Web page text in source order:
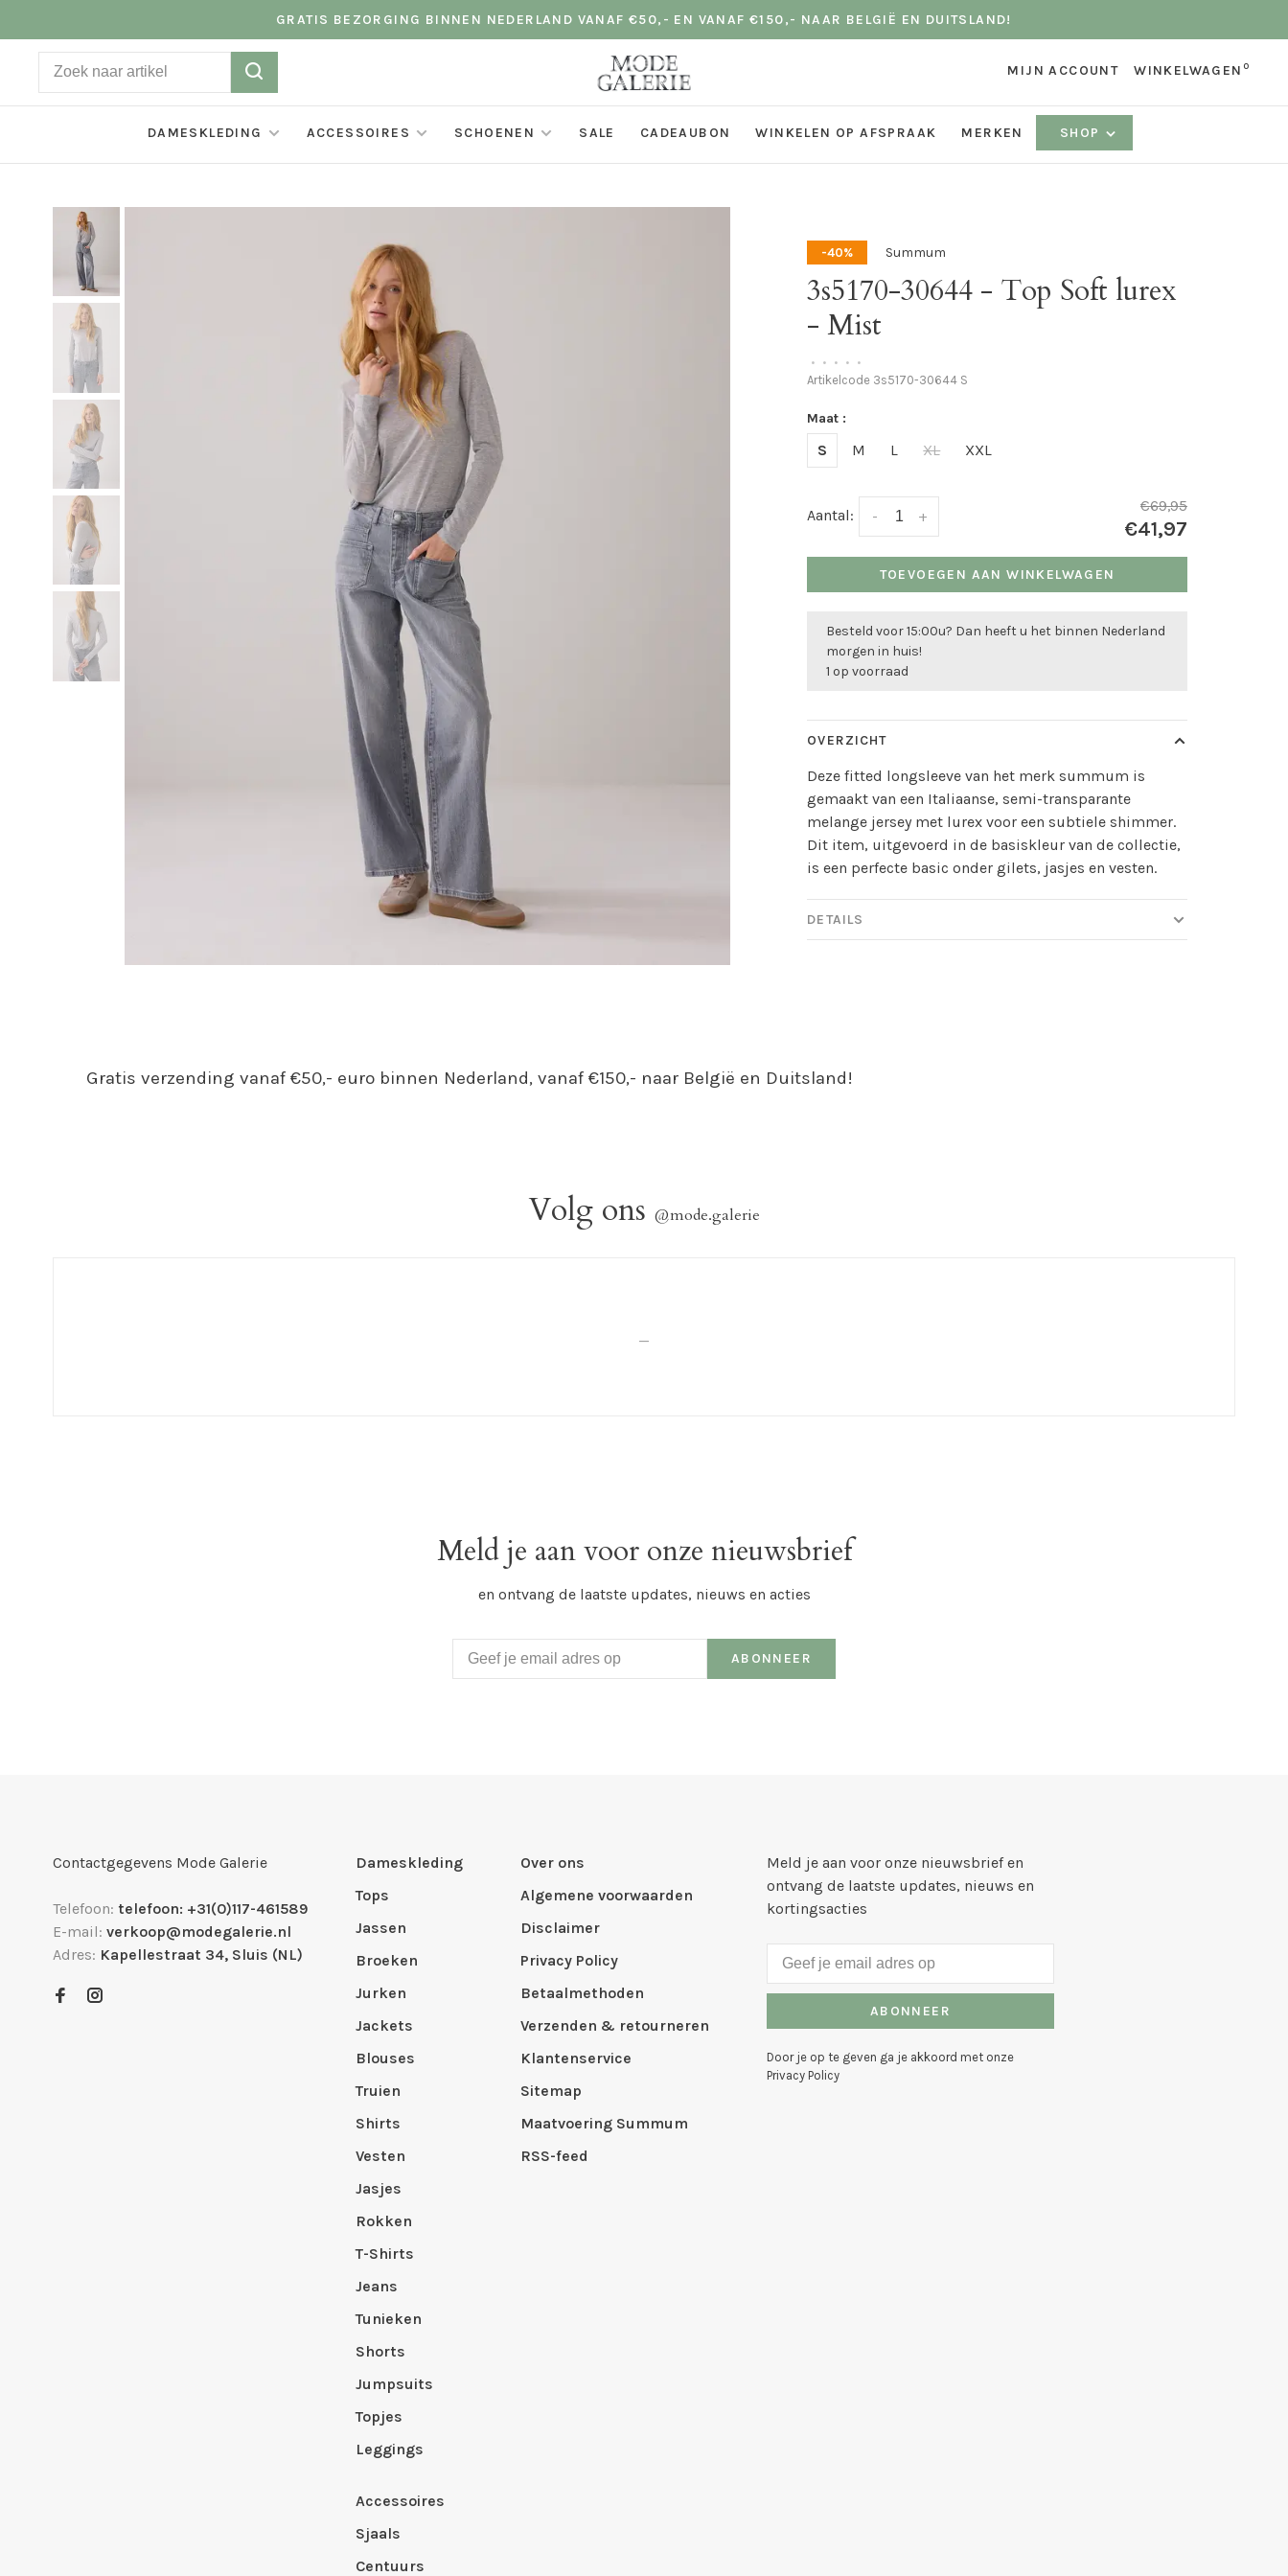
GRATIS BEZORGING BINNEN NEDERLAND VANAF €50,- EN VANAF €150,- NAAR BELGIË EN DUITSLAND!
MIJN ACCOUNT WINKELWAGEN 0
DAMESKLEDING ACCESSOIRES SCHOENEN SALE CADEAUBON WINKELEN OP AFSPRAAK MERKEN SHOP
-40% Summum
3s5170-30644 - Top Soft lurex
- Mist
• • • • •
Artikelcode 3s5170-30644 S
Maat :
S M L XL XXL
Aantal: +
-
€69,95
€41,97
TOEVOEGEN AAN WINKELWAGEN
Besteld voor 15:00u? Dan heeft u het binnen Nederland
morgen in huis!
1 op voorraad
OVERZICHT
Deze fitted longsleeve van het merk summum is
gemaakt van een Italiaanse, semi-transparante
melange jersey met lurex voor een subtiele shimmer.
Dit item, uitgevoerd in de basiskleur van de collectie,
is een perfecte basic onder gilets, jasjes en vesten.
DETAILS
Gratis verzending vanaf €50,- euro binnen Nederland, vanaf €150,- naar België en Duitsland!
Volg ons @mode.galerie
_
Meld je aan voor onze nieuwsbrief
en ontvang de laatste updates, nieuws en acties
ABONNEER
Contactgegevens Mode Galerie
Telefoon: telefoon: +31(0)117-461589
E-mail: verkoop@modegalerie.nl
Adres: Kapellestraat 34, Sluis (NL)
Dameskleding
Tops
Jassen
Broeken
Jurken
Jackets
Blouses
Truien
Shirts
Vesten
Jasjes
Rokken
T-Shirts
Jeans
Tunieken
Shorts
Jumpsuits
Topjes
Leggings
Accessoires
Sjaals
Centuurs
Over ons
Algemene voorwaarden
Disclaimer
Privacy Policy
Betaalmethoden
Verzenden & retourneren
Klantenservice
Sitemap
Maatvoering Summum
RSS-feed
Meld je aan voor onze nieuwsbrief en
ontvang de laatste updates, nieuws en
kortingsacties
ABONNEER
Door je op te geven ga je akkoord met onze
Privacy Policy